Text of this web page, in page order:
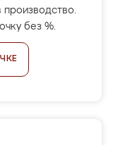
производство.
без %.